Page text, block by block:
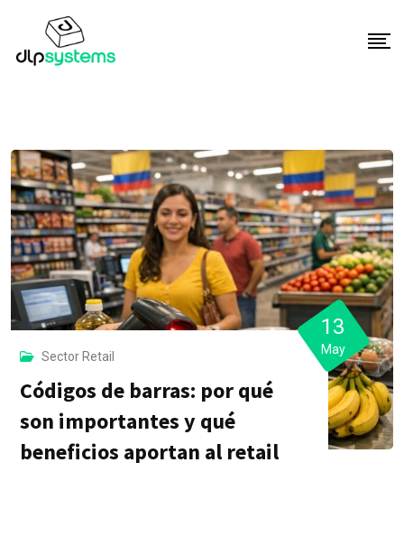
Sector Retail
Códigos de barras: por qué
son importantes y qué
beneficios aportan al retail
13
May